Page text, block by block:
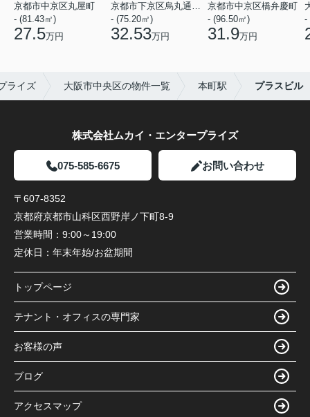
京都市中京区丸屋町
- (81.43㎡)
27.5万円
京都市下京区烏丸通五条上る五条烏丸町
- (75.20㎡)
32.53万円
京都市中京区橋弁慶町
- (96.50㎡)
31.9万円
-
ライズ 大阪市中央区の物件一覧 本町駅 プラスビル
株式会社ムカイ・エンタープライズ
075-585-6675 お問い合わせ
〒607-8352
京都府京都市山科区西野岸ノ下町8-9
営業時間： 9:00～19:00
定休日： 年末年始/お盆期間
トップページ
テナント・オフィスの専門家
お客様の声
ブログ
アクセスマップ